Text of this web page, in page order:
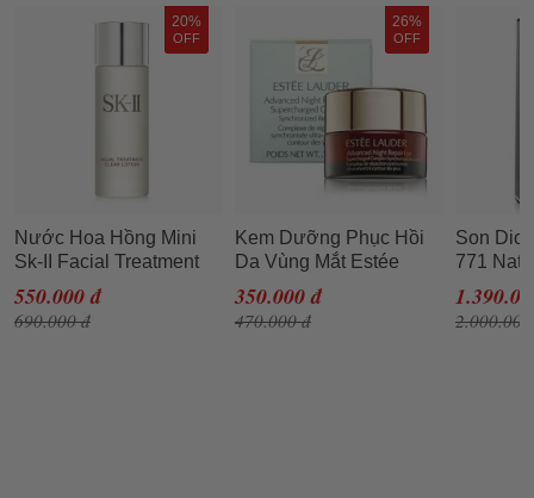
20%
OFF
Nước Hoa Hồng Mini
Sk-II Facial Treatment
Clear Lotion 30ml
550.000 đ
690.000 đ
26%
OFF
Kem Dưỡng Phục Hồi
Da Vùng Mắt Estée
Lauder Fullbox 5ml
350.000 đ
470.000 đ
Son
771
Đỏ Hồng